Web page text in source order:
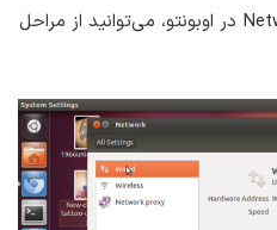
برای نصب مجدد Network Manager در اوبونتو، می‌توانید از مراحل